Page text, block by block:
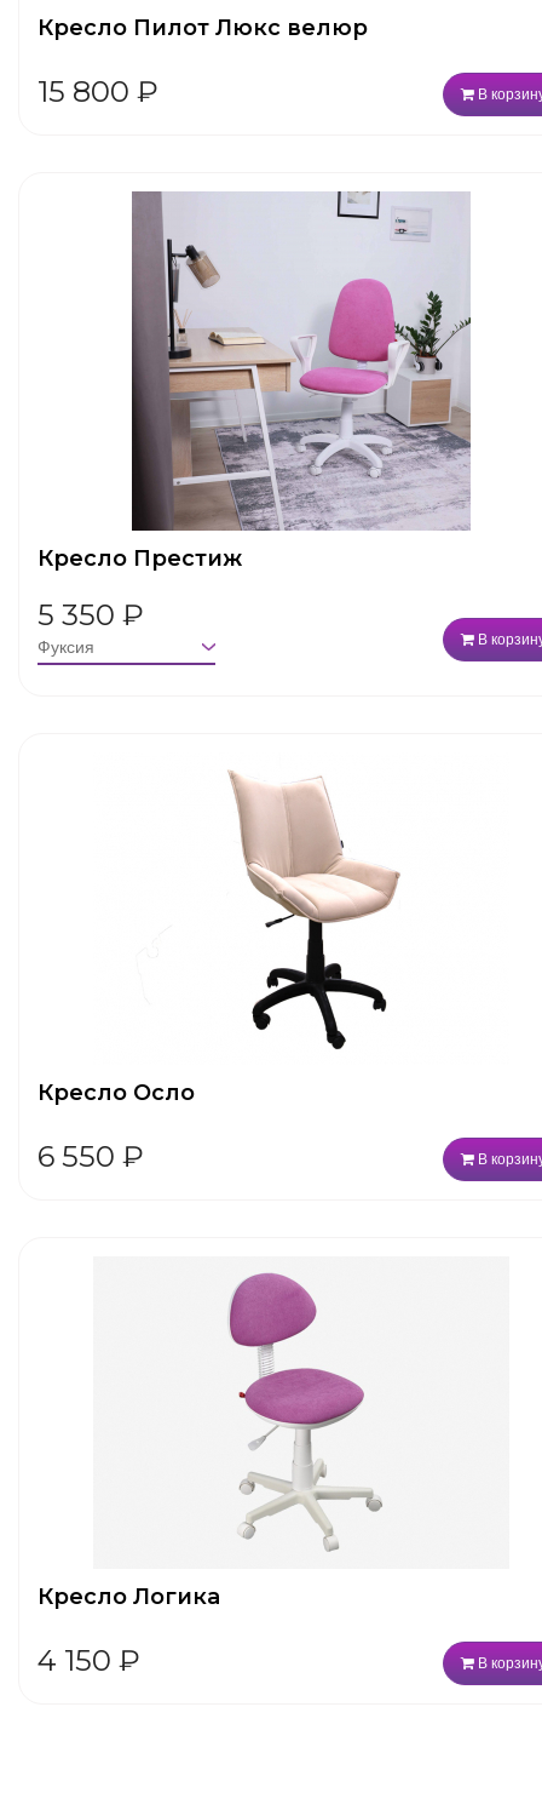
Кресло Пилот Люкс велюр
15 800 ₽ В
Кресло Престиж
5 350 ₽
В
Кресло Осло
6 550 ₽ В
Кресло Логика
4 150 ₽ В